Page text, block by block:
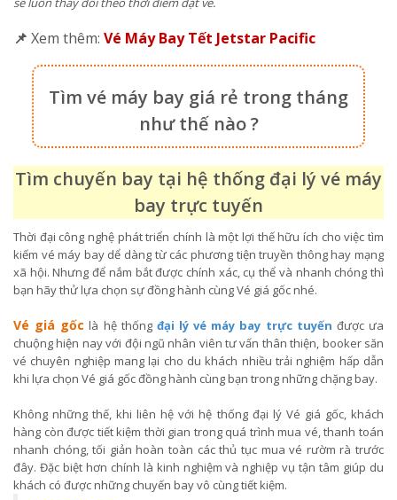
📌 Xem thêm: Vé Máy Bay Tết Jetstar Pacific
Tìm vé máy bay giá rẻ trong tháng
như thế nào ?
Tìm chuyến bay tại hệ thống đại lý vé máy
bay trực tuyến
Thời đại công nghệ phát triển chính là một lợi thế hữu ích cho việc tìm
kiếm vé máy bay dể dàng từ các phương tiện truyền thông hay mạng
xã hội. Nhưng để nắm bắt được chính xác, cụ thể và nhanh chóng thì
bạn hãy thử lựa chọn sự đồng hành cùng Vé giá gốc nhé.
Vé giá gốc là hệ thống đại lý vé máy bay trực tuyến được ưa
chuộng hiện nay với đội ngũ nhân viên tư vấn thân thiện, booker săn
vé chuyên nghiệp mang lại cho du khách nhiều trải nghiệm hấp dẫn
khi lựa chọn Vé giá gốc đồng hành cùng bạn trong những chặng bay.
Không những thế, khi liên hệ với hệ thống đại lý Vé giá gốc, khách
hàng còn được tiết kiệm thời gian trong quá trình mua vé, thanh toán
nhanh chóng, tối giản hoàn toàn các thủ tục mua vé rườm rà trước
đây. Đặc biệt hơn chính là kinh nghiệm và nghiệp vụ tận tâm giúp du
khách có được những chuyến bay vô cùng tiết kiệm.